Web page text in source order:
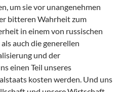
um sie vor unangenehmen
bitteren Wahrheit zum
in einem von russischen
auch die generellen
und der
einen Teil unseres
kosten werden. Und uns